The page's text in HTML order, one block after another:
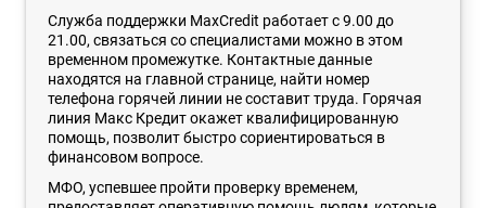
Служба поддержки MaxCredit работает с 9.00 до
21.00, связаться со специалистами можно в этом
временном промежутке. Контактные данные
находятся на главной странице, найти номер
телефона горячей линии не составит труда. Горячая
линия Макс Кредит окажет квалифицированную
помощь, позволит быстро сориентироваться в
финансовом вопросе.
МФО, успевшее пройти проверку временем,